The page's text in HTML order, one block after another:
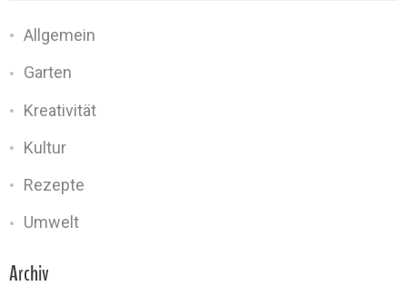
Allgemein
Garten
Kreativität
Kultur
Rezepte
Umwelt
Archiv